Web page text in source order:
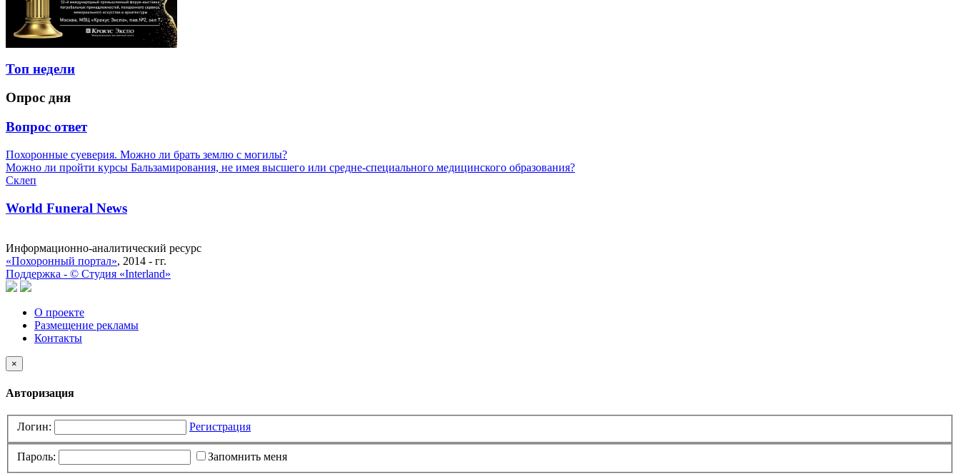
Топ недели
Опрос дня
Вопрос ответ
Похоронные суеверия. Можно ли брать землю с могилы?
Можно ли пройти курсы Бальзамирования, не имея высшего или средне-специального медицинского образования?
Склеп
World Funeral News
Информационно-аналитический ресурс
«Похоронный портал», 2014 - гг.
Поддержка - © Cтудия «Interland»
О проекте
Размещение рекламы
Контакты
×
Авторизация
Логин: Регистрация
Пароль:
Запомнить меня